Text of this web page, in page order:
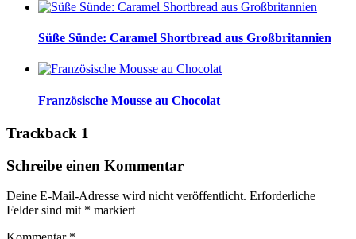
Süße Sünde: Caramel Shortbread aus Großbritannien
Französische Mousse au Chocolat
Trackback 1
Schreibe einen Kommentar
Deine E-Mail-Adresse wird nicht veröffentlicht. Erforderliche
Felder sind mit * markiert